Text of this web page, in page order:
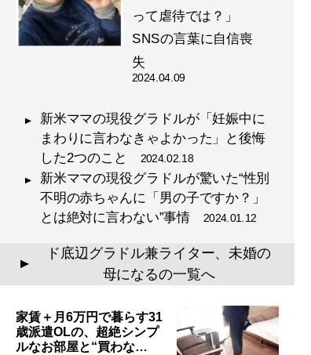
って虐待では？」
SNSの言葉に自信喪
失
2024.04.09
新米ママの現役グラドルが「妊娠中に
まわりに言わなきゃよかった」と後悔
した2つのこと
2024.02.18
新米ママの現役グラドルが驚いた“性別
不明の赤ちゃんに「男の子ですか？」
とは絶対に言わない”事情
2024.01.12
▲
ド底辺グラドル兼ライター、未婚の
母になるの一覧へ
家賃＋月6万円で暮らす31
歳派遣OLの、超絶シンプ
ルなお部屋と“買わな…